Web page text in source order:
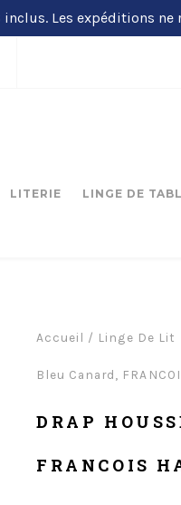
Les expéditions
LITERIE LINGE DE
Accueil / Linge De Lit
Bleu Canard,
DRAP
FRANCOIS